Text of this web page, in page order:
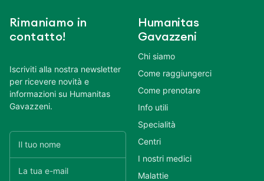
Rimaniamo in
contatto!
Iscriviti alla nostra newsletter
per ricevere novità e
informazioni su Humanitas
Gavazzeni.
Humanitas
Gavazzeni
Chi siamo
Come raggiungerci
Come prenotare
Info utili
Specialità
Centri
I nostri medici
Malattie